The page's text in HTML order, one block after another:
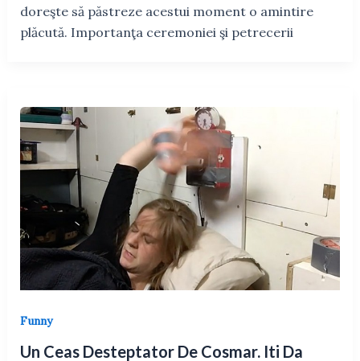
doreşte să păstreze acestui moment o amintire
plăcută. Importanţa ceremoniei şi petrecerii
Funny
Un Ceas Desteptator De Cosmar. Iti Da